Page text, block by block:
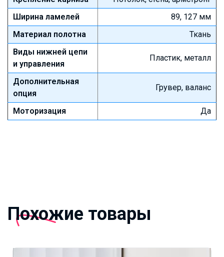
Ширина ламелей
89, 127 мм
Материал полотна
Ткань
Виды нижней цепи
и управления
Пластик, металл
Дополнительная
опция
Грувер, валанс
Моторизация Да
Похожие товары